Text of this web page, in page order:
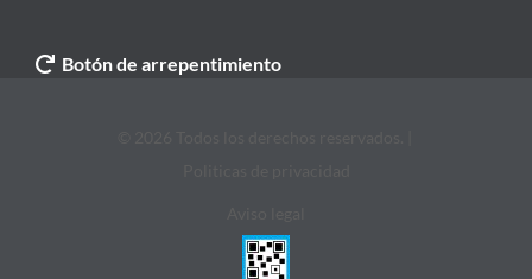
Botón de arrepentimiento